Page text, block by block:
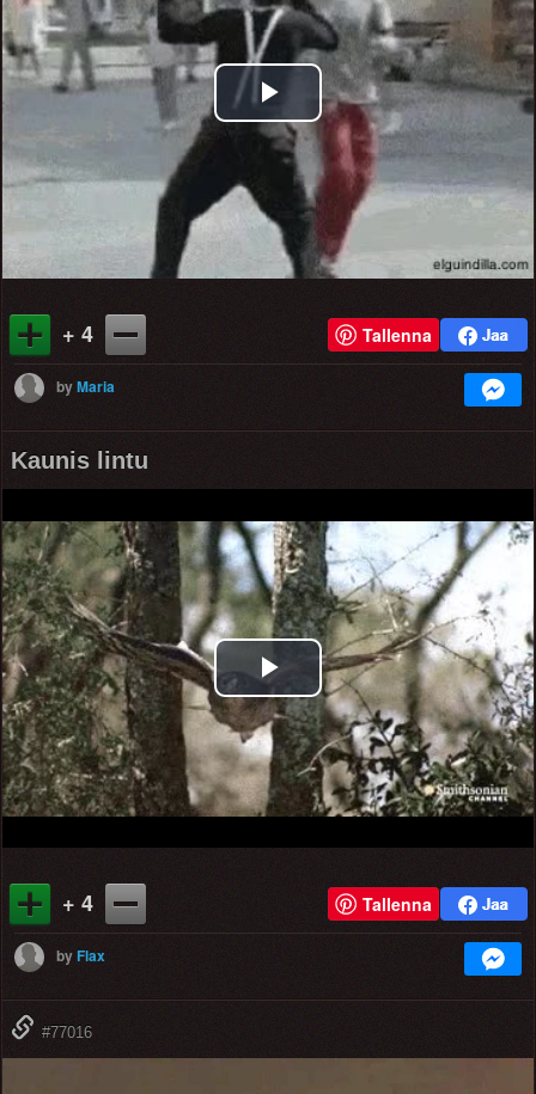
Play
Video
+ 4 Tallenna
byMaria
Kaunis lintu
Play
Video
+ 4 Tallenna
byFlax
#77016